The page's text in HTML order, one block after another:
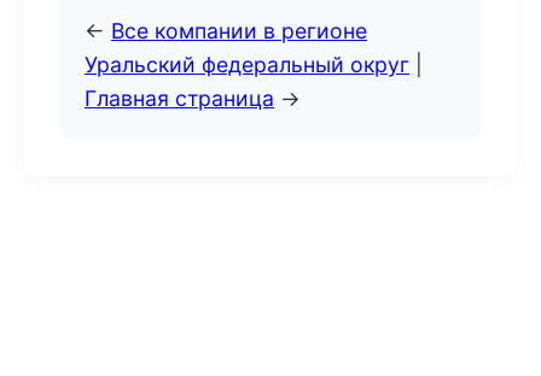
← Все компании в регионе
Уральский федеральный округ
Главная страница →